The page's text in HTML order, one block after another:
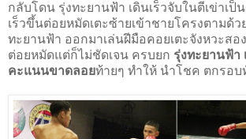
กลับโดน รุ่งทะยานฟ้า เดินเร็วจับในตีเข่าเป็
เร็วขึ้นต่อยหมัดเตะซ้ายเข้าชายโครงตามด้ว
ทะยานฟ้า ออกมาเล่นฝีมือคอยเตะจังหวะสอ
ต่อยหมัดแต่ก็ไม่ชัดเจน ครบยก รุ่งทะยานฟ้า
คะแนนขาดลอยท้ายๆ ทำให้ นำโชค ตกรอ